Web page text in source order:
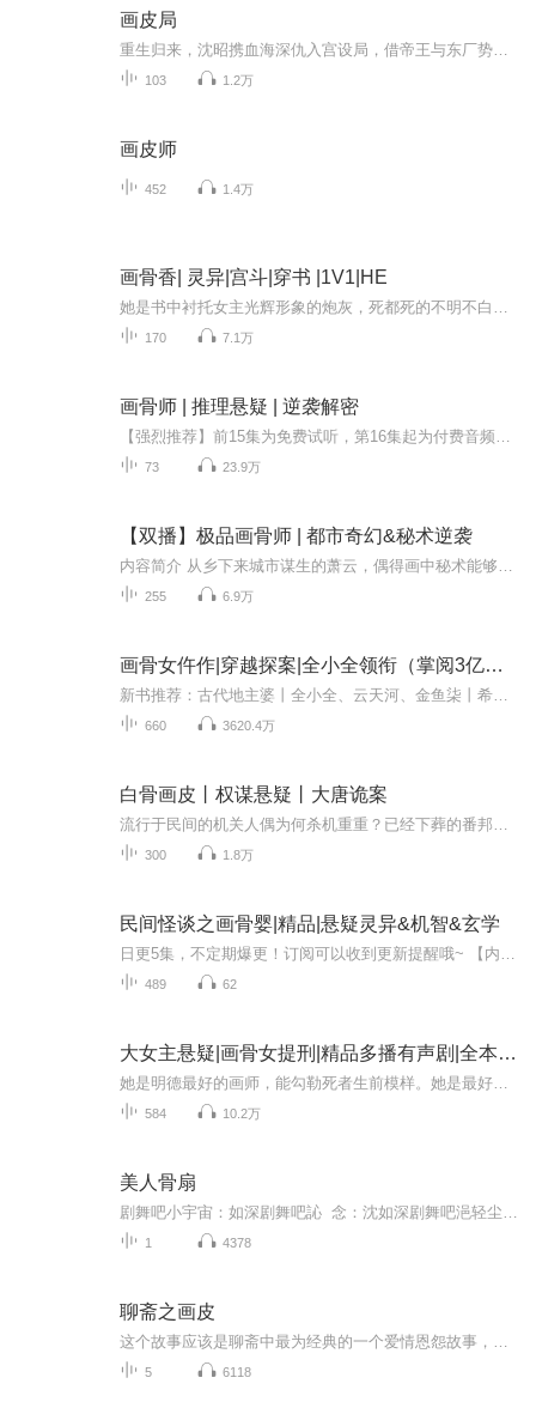
画皮局
103 1.2万
画皮师
452 1.4万
画骨香| 灵异|宫斗|穿书 |1V1|HE
170 7.1万
画骨师 | 推理悬疑 | 逆袭解密
73 23.9万
【双播】极品画骨师 | 都市奇幻&秘术逆袭
255 6.9万
画骨女仵作|穿越探案|全小全领衔（掌阅3亿人气）
660 3620.4万
白骨画皮丨权谋悬疑丨大唐诡案
300 1.8万
民间怪谈之画骨婴|精品|悬疑灵异&机智&玄学
489 62
大女主悬疑|画骨女提刑|精品多播有声剧|全本免费
584 10.2万
美人骨扇
1 4378
聊斋之画皮
5 6118